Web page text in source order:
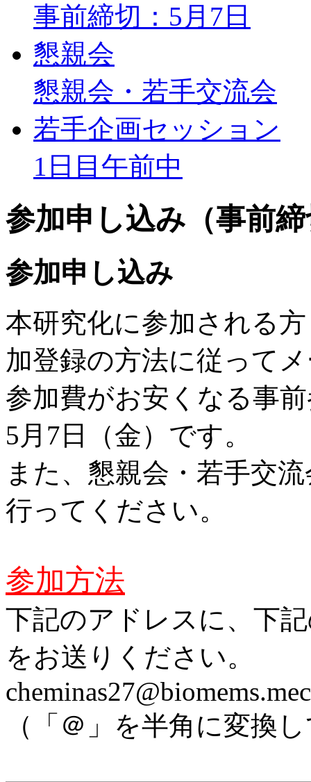
事前締切：5月7日
懇親会
懇親会・若手交流会
若手企画セッション
1日目午前中
参加申し込み（事前
参加申し込み
本研究化に参加される
加登録の方法に従って
参加費がお安くなる事
5月7日（金）です。
また、懇親会・若手交
行ってください。
参加方法
下記のアドレスに、下
をお送りください。
（「＠」を半角に変換